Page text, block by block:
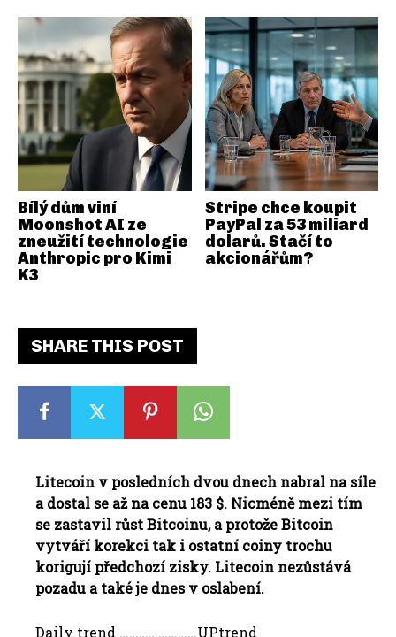
SHARE THIS POST
Litecoin v posledních dvou dnech nabral na síle
a dostal se až na cenu 183 $. Nicméně mezi tím
se zastavil růst Bitcoinu, a protože Bitcoin
vytváří korekci tak i ostatní coiny trochu
korigují předchozí zisky. Litecoin nezůstává
pozadu a také je dnes v oslabení.
Daily trend ……………………UPtrend
Bílý dům viní
Moonshot AI ze
zneužití technologie
Anthropic pro Kimi
K3
Stripe chce koupit
PayPal za 53 miliard
dolarů. Stačí to
akcionářům?